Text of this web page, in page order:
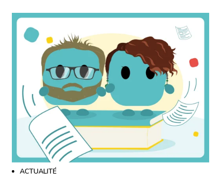
et disponibles ultérieurement sur la chaîne YouTube
d’AGS. Cette édition explore le thème « GREEN », et
invite les participants à explorer les différentes
significations et dimensions culturelles de cette couleur
riche et complexe. Generation Analog 2026 s’adresse
aux chercheur·es, enseignant·es, artistes,
professionnel·les et esprits curieux !
ACTUALITÉ